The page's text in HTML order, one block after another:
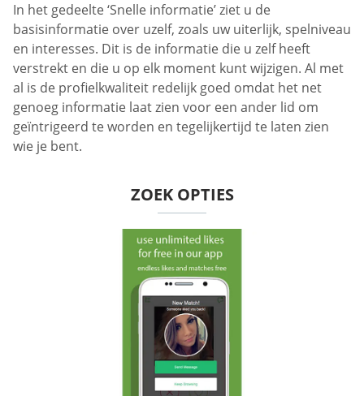
In het gedeelte ‘Snelle informatie’ ziet u de
basisinformatie over uzelf, zoals uw uiterlijk, spelniveau
en interesses. Dit is de informatie die u zelf heeft
verstrekt en die u op elk moment kunt wijzigen. Al met
al is de profielkwaliteit redelijk goed omdat het net
genoeg informatie laat zien voor een ander lid om
geïntrigeerd te worden en tegelijkertijd te laten zien
wie je bent.
ZOEK OPTIES